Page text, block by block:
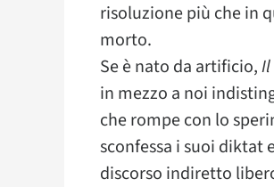
risoluzione più che in
morto.
Se è nato da artificio,
in mezzo a noi
che rompe con lo
sconfessa i suoi diktat
discorso indiretto